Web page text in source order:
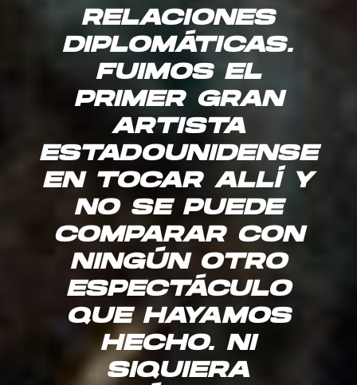
RELACIONES
DIPLOMÁTICAS.
FUIMOS EL
PRIMER GRAN
ARTISTA
ESTADOUNIDENSE
EN TOCAR ALLÍ Y
NO SE PUEDE
COMPARAR CON
NINGÚN OTRO
ESPECTÁCULO
QUE HAYAMOS
HECHO. NI
SIQUIERA